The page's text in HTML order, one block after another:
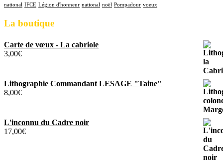
national IFCE Légion d'honneur national noël Pompadour voeux
La boutique
Carte de vœux - La cabriole
3,00€
Lithographie Commandant LESAGE "Taine"
8,00€
L'inconnu du Cadre noir
17,00€